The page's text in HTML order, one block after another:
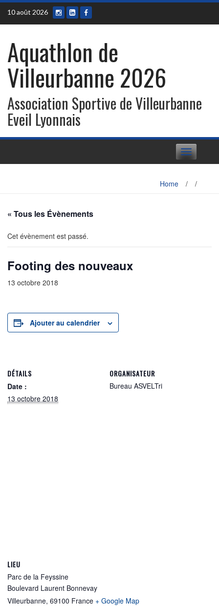
Skip
content
10 août 2026
Aquathlon de
Villeurbanne 2026
Association Sportive de Villeurbanne
Eveil Lyonnais
Toggle
navigation
Home / /
« Tous les Évènements
Cet évènement est passé.
Footing des nouveaux
13 octobre 2018
Ajouter au calendrier
DÉTAILS
Date :
13 octobre 2018
ORGANISATEUR
Bureau ASVELTri
LIEU
Parc de la Feyssine
Boulevard Laurent Bonnevay
Villeurbanne, 69100 France + Google Map